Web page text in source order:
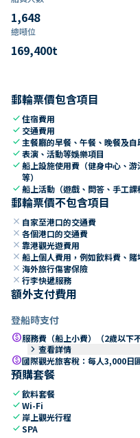
1,648
總噸位
169,400t
郵輪票價包含項目
check住宿費用
check 交通費用
check 主餐廳的早餐、午餐、晚餐及自
check表演、活動等娛樂項目
check船上設施使用費（健身中心、
等）
check船上活動（遊戲、問答、手工課
郵輪票價不包含項目
close 自家至港口的交通費
close 各個港口的交通費
close 靠港觀光遊費用
close 船上個人費用，例如飲料費、
close 海外旅行傷害保險
close 行李快遞服務
額外支付費用
登船時支付
paid服務費（船上小費）（2歲以下不
keyboard_arrow_right 查看詳情
paid國際觀光旅客稅：每人3,000日
預購套餐
check飲料套餐
checkWi-Fi
check 岸上觀光行程
checkSPA